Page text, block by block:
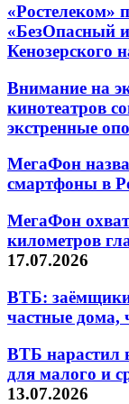
«Ростелеком»
«БезОпасный
Кенозерского
Внимание на
кинотеатров
экстренные
МегаФон
смартфоны в
МегаФон
километров
17.07.2026
ВТБ: заёмщики
частные дома,
ВТБ нарастил
для малого и
13.07.2026